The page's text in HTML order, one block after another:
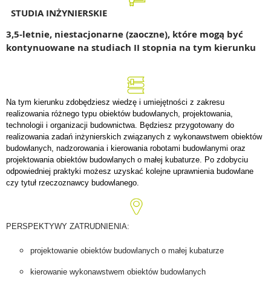
STUDIA INŻYNIERSKIE
3,5-letnie, niestacjonarne (zaoczne), które mogą być
kontynuowane na studiach II stopnia na tym kierunku
Na tym kierunku zdobędziesz wiedzę i umiejętności z zakresu
realizowania różnego typu obiektów budowlanych, projektowania,
technologii i organizacji budownictwa. Będziesz przygotowany do
realizowania zadań inżynierskich związanych z wykonawstwem obiektów
budowlanych, nadzorowania i kierowania robotami budowlanymi oraz
projektowania obiektów budowlanych o małej kubaturze. Po zdobyciu
odpowiedniej praktyki możesz uzyskać kolejne uprawnienia budowlane
czy tytuł rzeczoznawcy budowlanego.
PERSPEKTYWY ZATRUDNIENIA:
projektowanie obiektów budowlanych o małej kubaturze
kierowanie wykonawstwem obiektów budowlanych